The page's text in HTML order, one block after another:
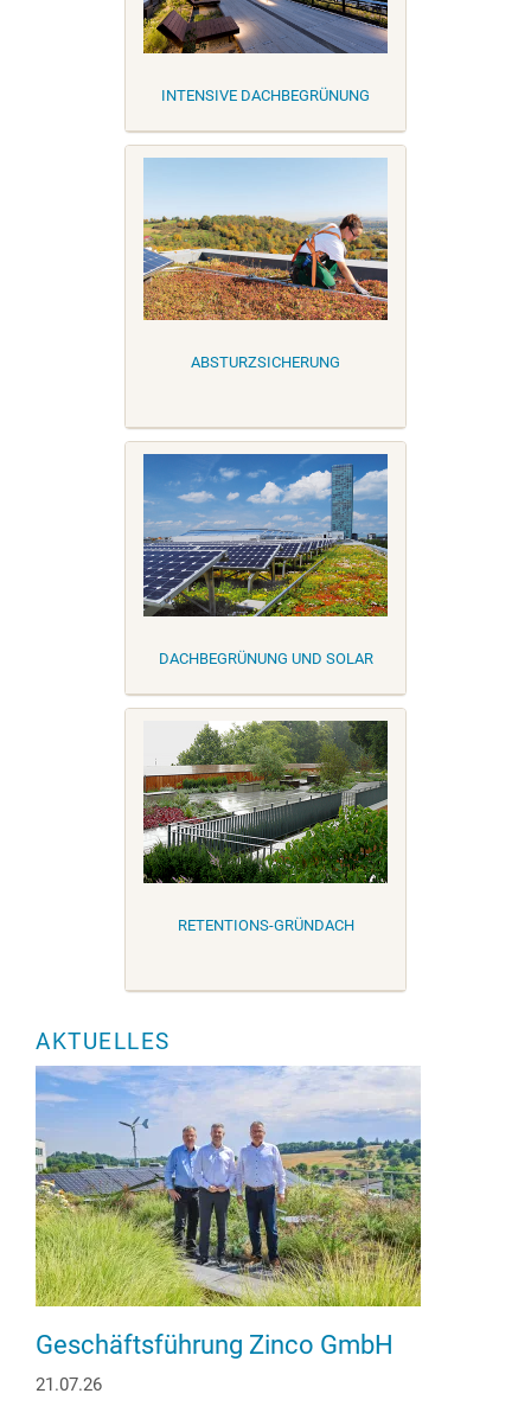
INTENSIVE DACHBEGRÜNUNG
ABSTURZSICHERUNG
DACHBEGRÜNUNG UND SOLAR
RETENTIONS-GRÜNDACH
AKTUELLES
Geschäftsführung Zinco GmbH
21.07.26